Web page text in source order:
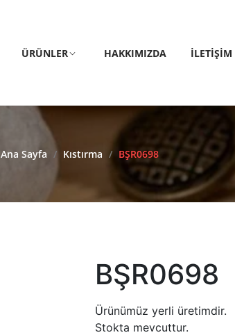
ÜRÜNLER HAKKIMIZDA İLETIŞIM
Ana Sayfa / Kıstırma / BŞR0698
BŞR0698
Ürünümüz yerli üretimdir.
Stokta mevcuttur.